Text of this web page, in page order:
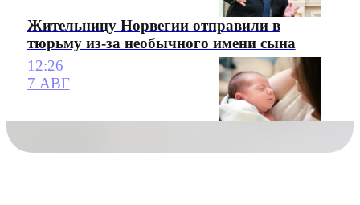
Жительницу Норвегии отправили в
тюрьму из-за необычного имени сына
12:26
7 АВГ